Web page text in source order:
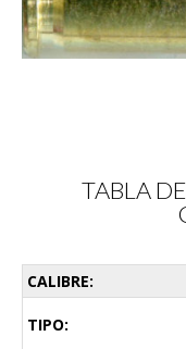
TABLA
CALIBRE:
TIPO: